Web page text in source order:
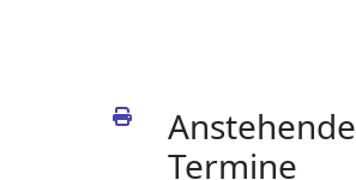
Anstehende
Termine